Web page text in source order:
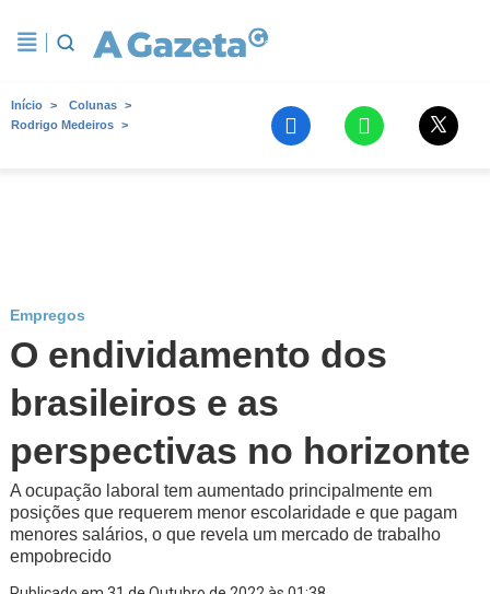
Início
Colunas
Rodrigo Medeiros
Empregos
O endividamento dos
brasileiros e as
perspectivas no horizonte
A ocupação laboral tem aumentado principalmente em
posições que requerem menor escolaridade e que pagam
menores salários, o que revela um mercado de trabalho
empobrecido